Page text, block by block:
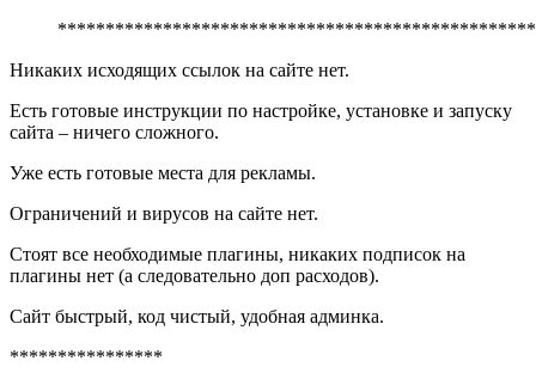
Никаких исходящих ссылок на сайте нет.
Есть готовые инструкции по настройке, установке и запуску
сайта – ничего сложного.
Уже есть готовые места для рекламы.
Ограничений и вирусов на сайте нет.
Стоят все необходимые плагины, никаких подписок на
плагины нет (а следовательно доп расходов).
Сайт быстрый, код чистый, удобная админка.
****************